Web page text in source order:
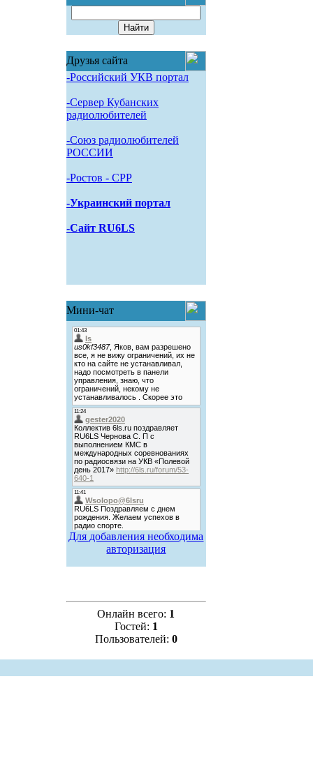
Друзья сайта
-Российский УКВ портал
-Сервер Кубанских
радиолюбителей
-Союз радиолюбителей
РОССИИ
-Pостов - CPP
-Украинский портал
-Сайт RU6LS
Мини-чат
Для добавления необходима
авторизация
Онлайн всего: 1
Гостей: 1
Пользователей: 0